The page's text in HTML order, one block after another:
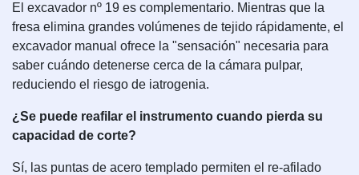
El excavador nº 19 es complementario. Mientras que la
fresa elimina grandes volúmenes de tejido rápidamente, el
excavador manual ofrece la "sensación" necesaria para
saber cuándo detenerse cerca de la cámara pulpar,
reduciendo el riesgo de iatrogenia.
¿Se puede reafilar el instrumento cuando pierda su
capacidad de corte?
Sí, las puntas de acero templado permiten el re-afilado